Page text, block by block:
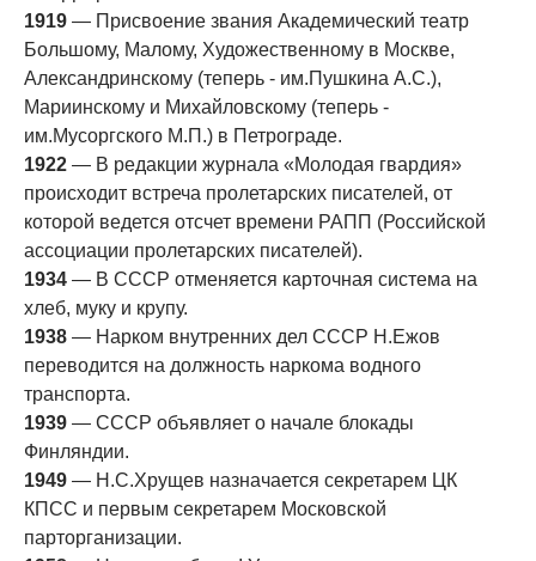
1919 — Присвоение звания Академический театр
Большому, Малому, Художественному в Москве,
Александринскому (теперь - им.Пушкина А.С.),
Мариинскому и Михайловскому (теперь -
им.Мусоргского М.П.) в Петрограде.
1922 — В редакции журнала «Молодая гвардия»
происходит встреча пролетарских писателей, от
которой ведется отсчет времени РАПП (Российской
ассоциации пролетарских писателей).
1934 — В СССР отменяется карточная система на
хлеб, муку и крупу.
1938 — Нарком внутренних дел СССР Н.Ежов
переводится на должность наркома водного
транспорта.
1939 — СССР объявляет о начале блокады
Финляндии.
1949 — Н.С.Хрущев назначается секретарем ЦК
КПСС и первым секретарем Московской
парторганизации.